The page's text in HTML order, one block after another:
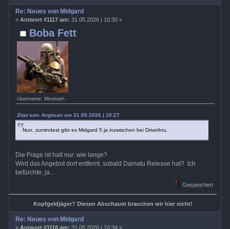
Boba Fett
Username: Mestoph
Re: Neues von Midgard
« Antwort #1117 am: 31.05.2026 | 10:30 »
Zitat von: Argovan am 31.05.2026 | 10:27
Nun, zumindest gibt es Midgard 5 ja inzwischen bei Drivethru.
Die Frage ist halt nur: wie lange?
Wird das Angebot dort entfernt, sobald Damatu Release hat? Ich
befürchte, ja...
Gespeichert
Kopfgeldjäger? Diesen Abschaum brauchen wir hier nicht!
Re: Neues von Midgard
« Antwort #1118 am: 31.05.2026 | 10:34 »